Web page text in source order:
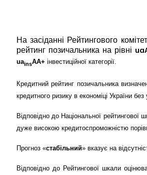
На засіданні Рейтингового
рейтинг позичальника на рівні ua
uainsAA+ інвестиційної категорії.
Кредитний рейтинг позичальника
кредитного ризику в економіці України
Відповідно до Національної рейтингової
дуже високою кредитоспроможністю
Прогноз «стабільний» вказує на
Відповідно до Рейтингової шкали